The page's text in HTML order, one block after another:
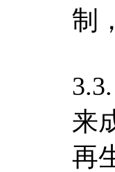
制
来
再